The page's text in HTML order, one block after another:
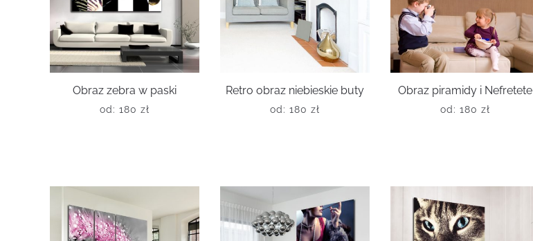
Obraz zebra w paski
od: 180 zł
Retro obraz niebieskie buty
od: 180 zł
Obraz piramidy i Nefretete
od: 180 zł